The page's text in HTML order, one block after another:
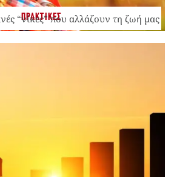
ΠΡΑΚΤΙΚΕΣ
“νίκες” που αλλάζουν τη ζωή μας